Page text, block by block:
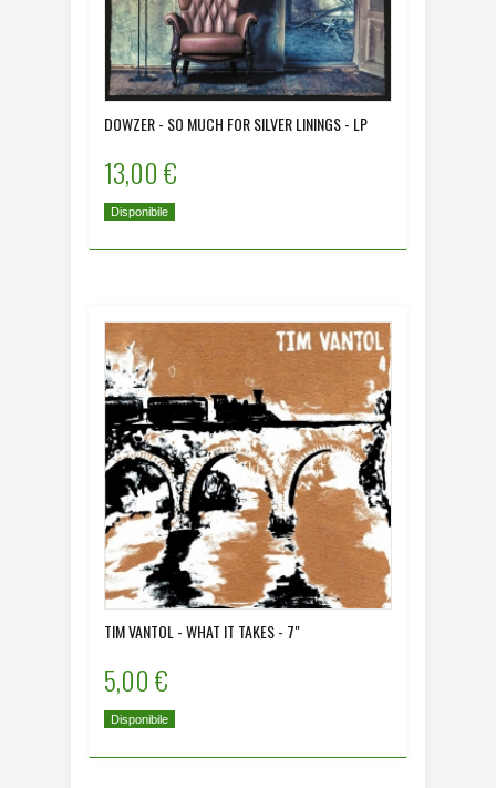
DOWZER - SO MUCH FOR SILVER LININGS - LP
13,00 €
Disponibile
TIM VANTOL - WHAT IT TAKES - 7"
5,00 €
Disponibile